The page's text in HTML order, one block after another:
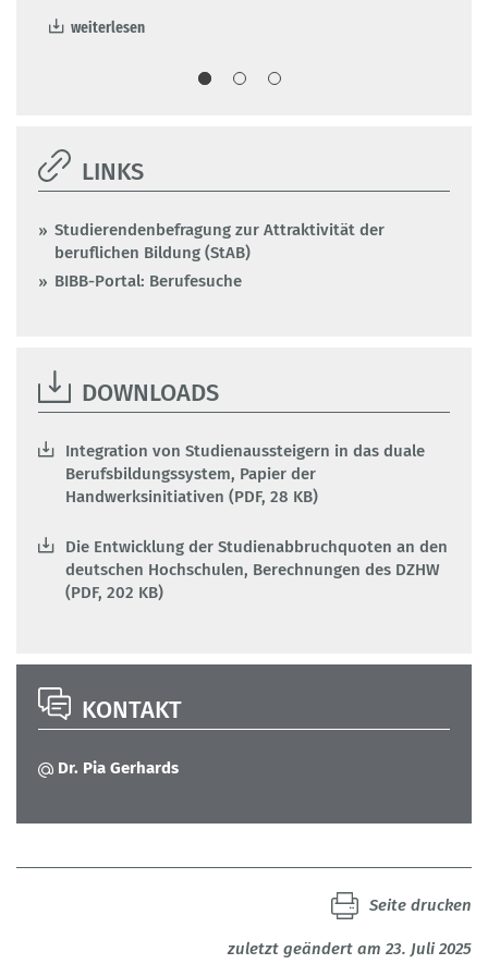
Studienabbrechern und
Berufsausbildung
Berufsbildungsbericht 2016 – Informationen und Analysen zur
Entwicklung der beruflichen Bildung / Bundesinstitut für
Berufsbildung [Hrsg.]. Bonn. - (2016), S. 416-418
weiterlesen
LINKS
Studierendenbefragung zur Attraktivität der
beruflichen Bildung (StAB)
BIBB-Portal: Berufesuche
DOWNLOADS
Integration von Studienaussteigern in das duale
Berufsbildungssystem, Papier der
Handwerksinitiativen (PDF, 28 KB)
Die Entwicklung der Studienabbruchquoten an den
deutschen Hochschulen, Berechnungen des DZHW
(PDF, 202 KB)
KONTAKT
Dr. Pia Gerhards
zuletzt geändert am 23. Juli 2025
Seite drucken